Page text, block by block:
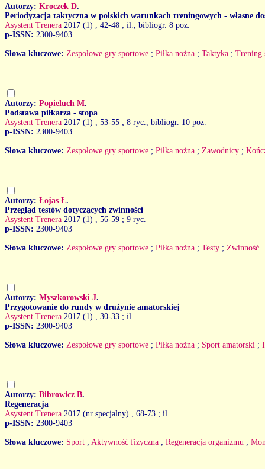
Autorzy: Kroczek D.
Periodyzacja taktyczna w polskich warunkach treningowych - własne
Asystent Trenera 2017 (1)
, 42-48 ; il., bibliogr. 8 poz.
p-ISSN: 2300-9403
Słowa kluczowe: Zespołowe gry sportowe ; Piłka nożna ; Taktyka ; Trening
Autorzy: Popieluch M.
Podstawa piłkarza - stopa
Asystent Trenera 2017 (1)
, 53-55 ; 8 ryc., bibliogr. 10 poz.
p-ISSN: 2300-9403
Słowa kluczowe: Zespołowe gry sportowe ; Piłka nożna ; Zawodnicy ;
Autorzy: Łojas Ł.
Przegląd testów dotyczących zwinności
Asystent Trenera 2017 (1)
, 56-59 ; 9 ryc.
p-ISSN: 2300-9403
Słowa kluczowe: Zespołowe gry sportowe ; Piłka nożna ; Testy ; Zwinność
Autorzy: Myszkorowski J.
Przygotowanie do rundy w drużynie amatorskiej
Asystent Trenera 2017 (1)
, 30-33 ; il
p-ISSN: 2300-9403
Słowa kluczowe: Zespołowe gry sportowe ; Piłka nożna ; Sport amatorski ;
Autorzy: Bibrowicz B.
Regeneracja
Asystent Trenera 2017 (nr specjalny)
, 68-73 ; il.
p-ISSN: 2300-9403
Słowa kluczowe: Sport ; Aktywność fizyczna ; Regeneracja organizmu ;